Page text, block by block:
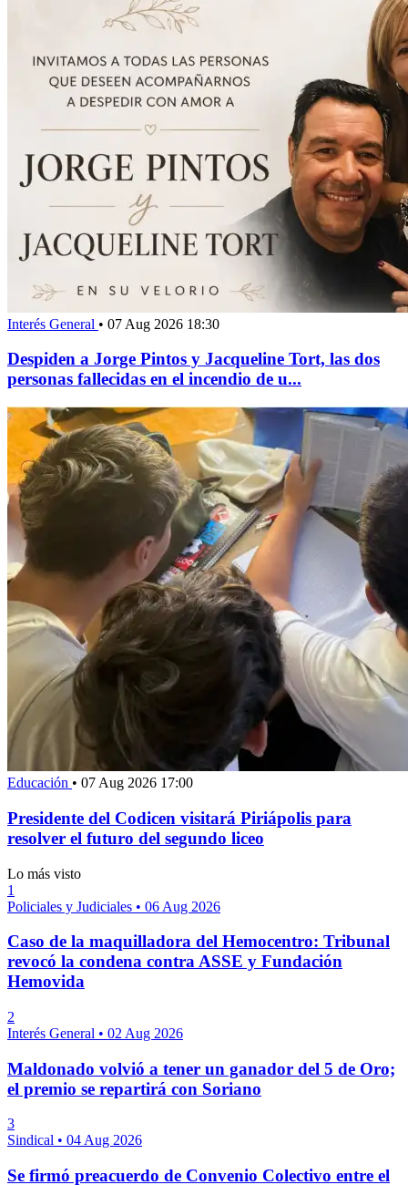
Interés General • 07 Aug 2026 18:30
Despiden a Jorge Pintos y Jacqueline Tort, las dos
personas fallecidas en el incendio de u...
Educación • 07 Aug 2026 17:00
Presidente del Codicen visitará Piriápolis para
resolver el futuro del segundo liceo
Lo más visto
1
Policiales y Judiciales • 06 Aug 2026
Caso de la maquilladora del Hemocentro: Tribunal
revocó la condena contra ASSE y Fundación
Hemovida
2
Interés General • 02 Aug 2026
Maldonado volvió a tener un ganador del 5 de Oro;
el premio se repartirá con Soriano
3
Sindical • 04 Aug 2026
Se firmó preacuerdo de Convenio Colectivo entre el